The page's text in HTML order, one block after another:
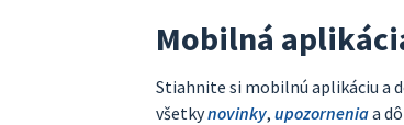
Mobilná
Stiahnite si mobilnú aplikáciu a
všetkynovinky, upozorneniaa